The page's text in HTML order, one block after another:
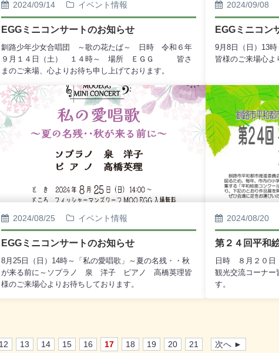
2024/09/14 イベント情報
EGGミニコンサートのお知らせ
釧路少年少女合唱団 ～歌の花たば～ 日時 令和６年
９月１４日（土） １４時～ 場所 ＥＧＧ 皆さ
まのご来場、心よりお待ち申し上げております。
2024/09/08
EGGミニコ
9月8日（日）13
皆様のご来場心よ
2024/08/25 イベント情報
EGGミニコンサートのお知らせ
8月25日（日）14時～「私の愛唱歌」～夏の名残・・秋
が来る前に～ソプラノ 泉 洋子 ピアノ 高橋英理皆
様のご来場心よりお待ちしております。
2024/08/20
第２４回平和
日時 ８月２０日
観光交流コーナー
す。
12 13 14 15 16 17 18 19 20 21 次へ ►